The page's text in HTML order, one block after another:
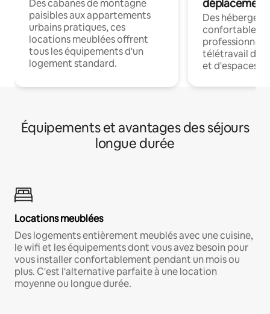
Des cabanes de montagne
paisibles aux appartements
urbains pratiques, ces
locations meublées offrent
tous les équipements d'un
logement standard.
déplacement
Des
confortables
professionnels
télétravail
et d'espaces
Équipements et avantages des séjours
longue durée
Locations meublées
Des logements entièrement meublés avec une cuisine,
le wifi et les équipements dont vous avez besoin pour
vous installer confortablement pendant un mois ou
plus. C'est l'alternative parfaite à une location
moyenne ou longue durée.